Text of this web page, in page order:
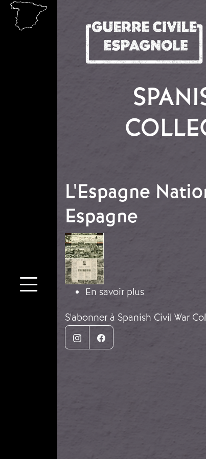
Aller au contenu principal
L'Espagne
Espagne
Image
En savoir plussur L'Espagne
S'abonner à Spanish Civil War
InstagramFacebook